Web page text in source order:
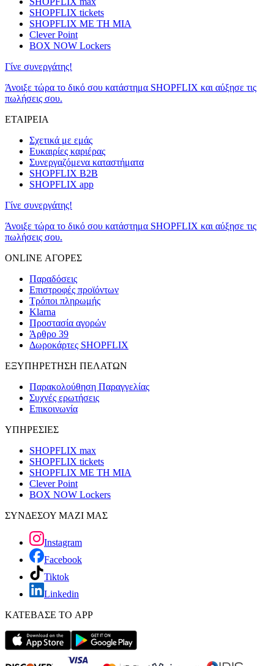
SHOPFLIX tickets
SHOPFLIX ΜΕ ΤΗ ΜΙΑ
Clever Point
BOX NOW Lockers
Γίνε συνεργάτης!
Άνοιξε τώρα το δικό σου κατάστημα SHOPFLIX και αύξησε τις
πωλήσεις σου.
ΕΤΑΙΡΕΙΑ
Σχετικά με εμάς
Ευκαιρίες καριέρας
Συνεργαζόμενα καταστήματα
SHOPFLIX B2B
SHOPFLIX app
Γίνε συνεργάτης!
Άνοιξε τώρα το δικό σου κατάστημα SHOPFLIX και αύξησε τις
πωλήσεις σου.
ONLINE ΑΓΟΡΕΣ
Παραδόσεις
Επιστροφές προϊόντων
Τρόποι πληρωμής
Klarna
Προστασία αγορών
Άρθρο 39
Δωροκάρτες SHOPFLIX
ΕΞΥΠΗΡΕΤΗΣΗ ΠΕΛΑΤΩΝ
Παρακολούθηση Παραγγελίας
Συχνές ερωτήσεις
Επικοινωνία
ΥΠΗΡΕΣΙΕΣ
SHOPFLIX max
SHOPFLIX tickets
SHOPFLIX ΜΕ ΤΗ ΜΙΑ
Clever Point
BOX NOW Lockers
ΣΥΝΔΕΣΟΥ ΜΑΖΙ ΜΑΣ
Instagram
Facebook
Tiktok
Linkedin
ΚΑΤΕΒΑΣΕ ΤΟ APP